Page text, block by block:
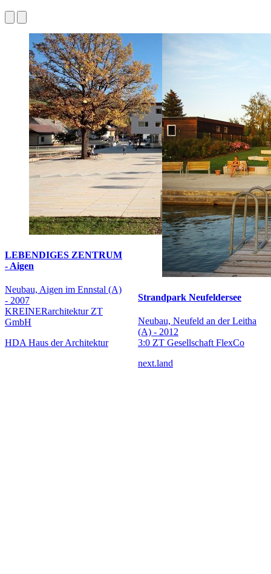
LEBENDIGES ZENTRUM
- Aigen
Neubau, Aigen im Ennstal (A)
- 2007
KREINERarchitektur ZT
GmbH
HDA Haus der Architektur
Strandpark Neufeldersee
Neubau, Neufeld an der Leitha
(A) - 2012
3:0 ZT Gesellschaft FlexCo
next.land